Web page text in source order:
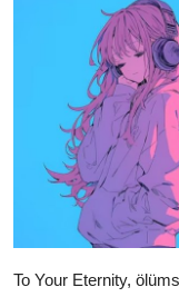
To Your Eternity,